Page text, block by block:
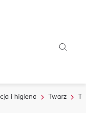
i higiena Twarz